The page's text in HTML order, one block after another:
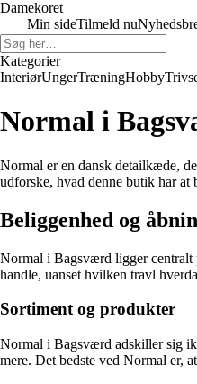
Damekoret
Min sideTilmeld nu
Kategorier
InteriørUngerTræningHobby
Normal i
Normal er en dansk detailkæde,
udforske, hvad denne butik har at
Beliggenhed og
Normal i Bagsværd ligger centralt
handle, uanset hvilken travl
Sortiment og produkter
Normal i Bagsværd adskiller sig
mere. Det bedste ved Normal er,